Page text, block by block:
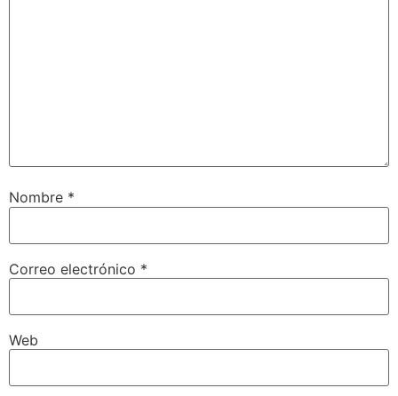
Nombre *
Correo electrónico *
Web